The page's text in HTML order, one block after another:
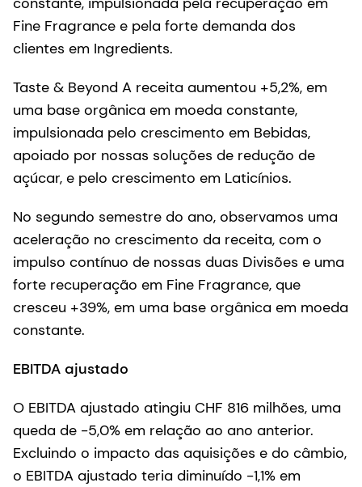
Fine Fragrance e pela forte demanda dos
clientes em Ingredients.
Taste & Beyond A receita aumentou +5,2%, em
uma base orgânica em moeda constante,
impulsionada pelo crescimento em Bebidas,
apoiado por nossas soluções de redução de
açúcar, e pelo crescimento em Laticínios.
No segundo semestre do ano, observamos uma
aceleração no crescimento da receita, com o
impulso contínuo de nossas duas Divisões e uma
forte recuperação em Fine Fragrance, que
cresceu +39%, em uma base orgânica em moeda
constante.
EBITDA ajustado
O EBITDA ajustado atingiu CHF 816 milhões, uma
queda de -5,0% em relação ao ano anterior.
Excluindo o impacto das aquisições e do câmbio,
o EBITDA ajustado teria diminuído -1,1% em